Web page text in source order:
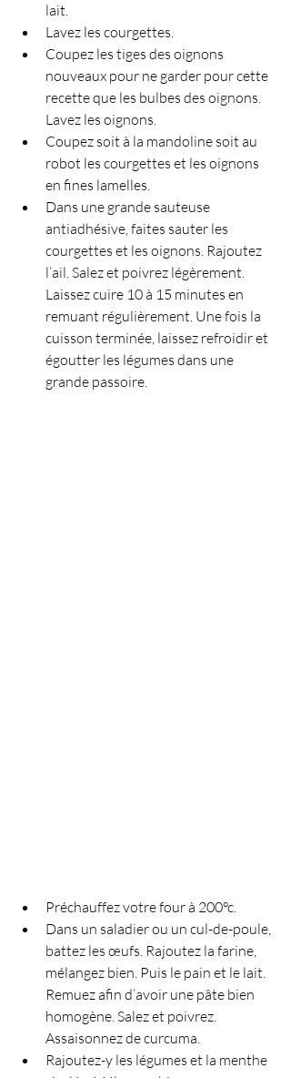
lait.
Lavez les courgettes.
Coupez les tiges des oignons
nouveaux pour ne garder pour cette
recette que les bulbes des oignons.
Lavez les oignons.
Coupez soit à la mandoline soit au
robot les courgettes et les oignons
en fines lamelles.
Dans une grande sauteuse
antiadhésive, faites sauter les
courgettes et les oignons. Rajoutez
l’ail. Salez et poivrez légèrement.
Laissez cuire 10 à 15 minutes en
remuant régulièrement. Une fois la
cuisson terminée, laissez refroidir et
égoutter les légumes dans une
grande passoire.
Préchauffez votre four à 200°c.
Dans un saladier ou un cul-de-poule,
battez les œufs. Rajoutez la farine,
mélangez bien. Puis le pain et le lait.
Remuez afin d’avoir une pâte bien
homogène. Salez et poivrez.
Assaisonnez de curcuma.
Rajoutez-y les légumes et la menthe